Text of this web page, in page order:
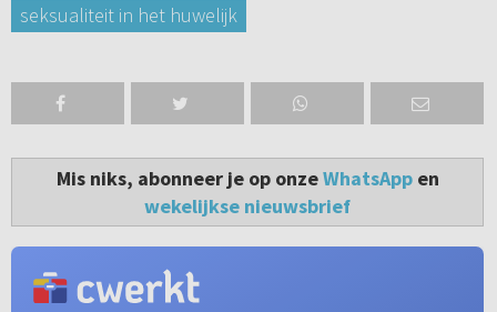
seksualiteit in het huwelijk
Mis niks, abonneer je op onzeWhatsAppen
wekelijkse nieuwsbrief